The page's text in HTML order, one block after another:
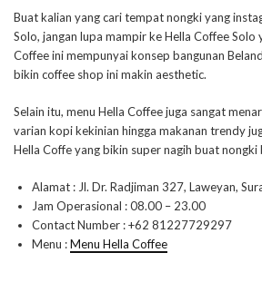
Buat kalian yang cari tempat nongki yang
Solo, jangan lupa mampir ke Hella Coffee Solo
Coffee ini mempunyai konsep bangunan
bikin coffee shop ini makin aesthetic.
Selain itu, menu Hella Coffee juga sangat
varian kopi kekinian hingga makanan trendy
Hella Coffe yang bikin super nagih buat nongki
Alamat : Jl. Dr. Radjiman 327, Laweyan,
Jam Operasional : 08.00 – 23.00
Contact Number : +62 81227729297
Menu :Menu Hella Coffee